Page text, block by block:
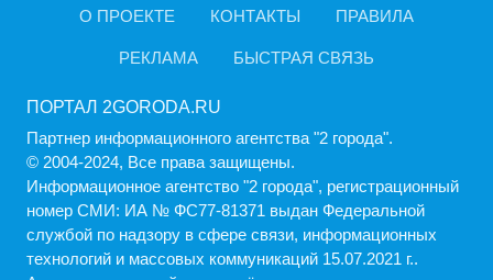
О ПРОЕКТЕ КОНТАКТЫ ПРАВИЛА
РЕКЛАМА БЫСТРАЯ СВЯЗЬ
ПОРТАЛ 2GORODA.RU
Партнер информационного агентства "2 города".
© 2004-2024, Все права защищены.
Информационное агентство "2 города", регистрационный
номер СМИ: ИА № ФС77-81371 выдан Федеральной
службой по надзору в сфере связи, информационных
технологий и массовых коммуникаций 15.07.2021 г..